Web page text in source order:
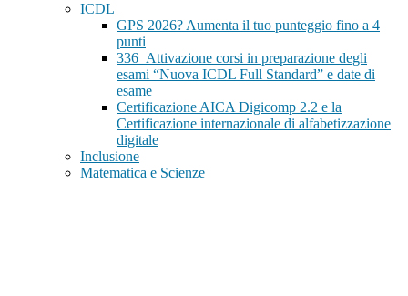
ICDL
GPS 2026? Aumenta il tuo punteggio fino a 4
punti
336_Attivazione corsi in preparazione degli
esami “Nuova ICDL Full Standard” e date di
esame
Certificazione AICA Digicomp 2.2 e la
Certificazione internazionale di alfabetizzazione
digitale
Inclusione
Matematica e Scienze